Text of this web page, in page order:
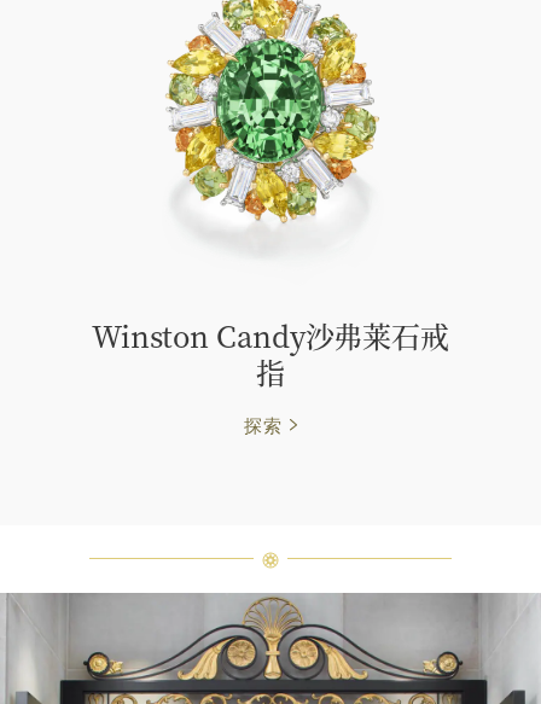
Winston Candy沙弗莱石戒
指
探索